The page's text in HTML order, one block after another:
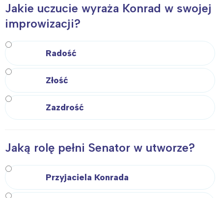
Jakie uczucie wyraża Konrad w swojej
improwizacji?
Radość
Złość
Zazdrość
Jaką rolę pełni Senator w utworze?
Przyjaciela Konrada